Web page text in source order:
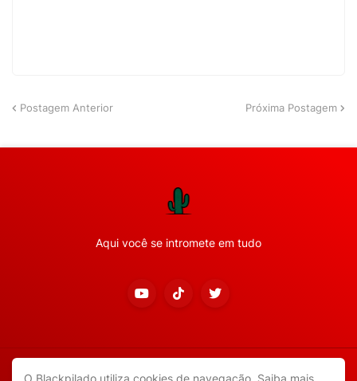
Postagem Anterior Próxima Postagem
Aqui você se intromete em tudo
Copyright ©2026Todos os direitos reservados.
O Blackpilado utiliza cookies de navegação. Saiba mais